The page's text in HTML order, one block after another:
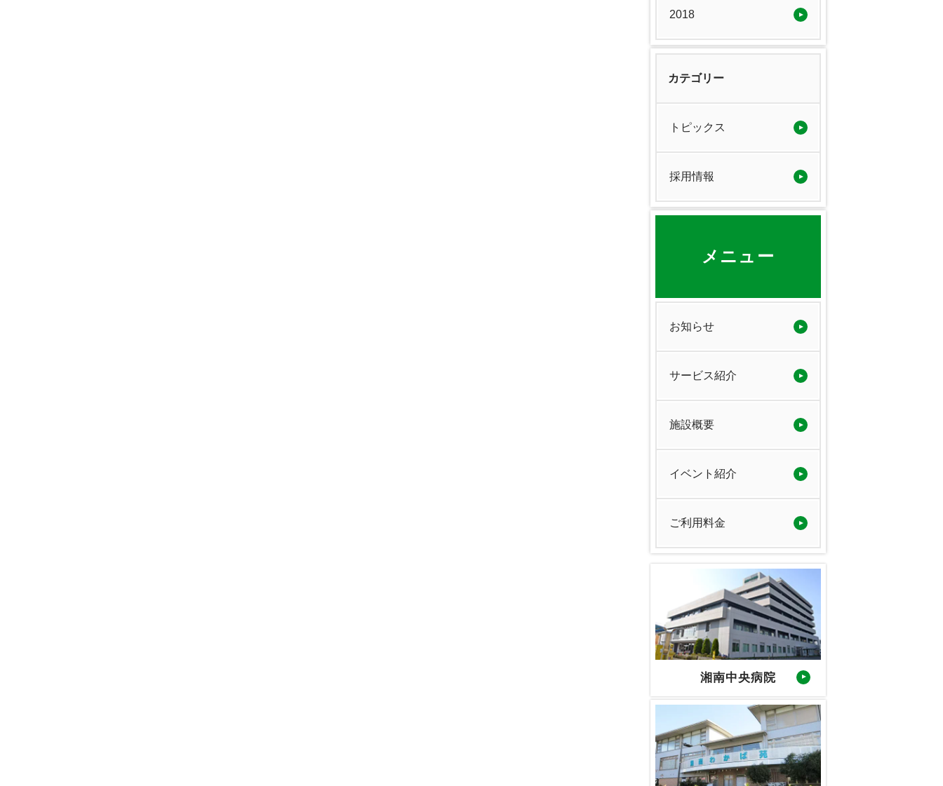
2018
カテゴリー
トピックス
採用情報
メニュー
お知らせ
サービス紹介
施設概要
イベント紹介
ご利用料金
湘南中央病院